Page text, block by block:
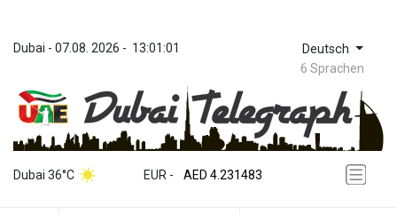
Dubai - 07.08. 2026 - 13:01:01 Deutsch
6 Sprachen
Dubai 36°C EUR -
ZWL 371.010688
AED 4.231483
AED 4.231483
AFN 75.467656